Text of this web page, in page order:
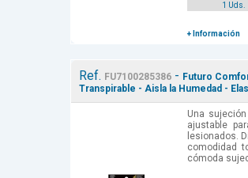
1 Uds.
+ Información
Ref. FU7100285386- Futuro
Transpirable - Aisla la Humedad -
Una
ajustable
lesionados.
comodidad
cómoda